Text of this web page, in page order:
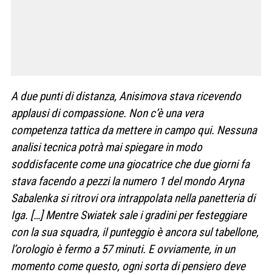
A due punti di distanza, Anisimova stava ricevendo
applausi di compassione. Non c’è una vera
competenza tattica da mettere in campo qui. Nessuna
analisi tecnica potrà mai spiegare in modo
soddisfacente come una giocatrice che due giorni fa
stava facendo a pezzi la numero 1 del mondo Aryna
Sabalenka si ritrovi ora intrappolata nella panetteria di
Iga. […]Mentre Swiatek sale i gradini per festeggiare
con la sua squadra, il punteggio è ancora sul tabellone,
l’orologio è fermo a 57 minuti. E ovviamente, in un
momento come questo, ogni sorta di pensiero deve